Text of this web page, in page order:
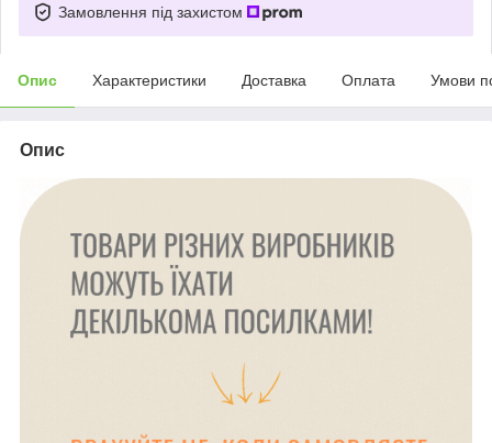
Замовлення під захистом
Опис Характеристики Доставка Оплата Умови
Опис